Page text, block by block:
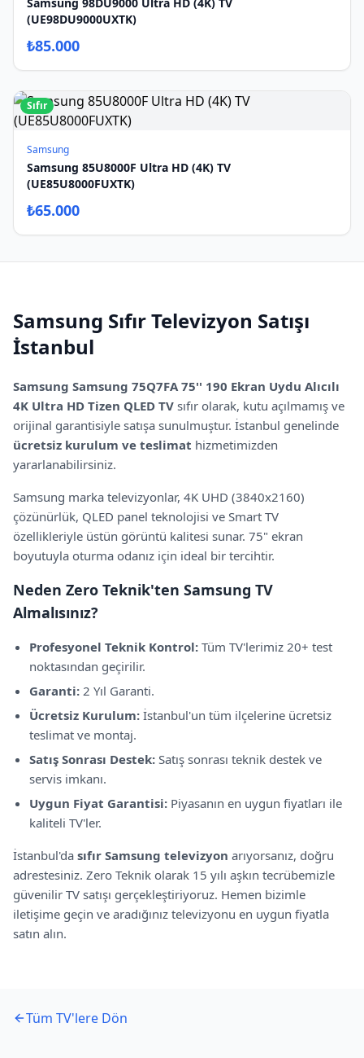
(UE98DU9000UXTK)
₺85.000
Sıfır
Samsung
Samsung 85U8000F Ultra HD (4K) TV
(UE85U8000FUXTK)
₺65.000
Samsung SıfırTelevizyon Satışı
İstanbul
Samsung Samsung 75Q7FA 75'' 190 Ekran Uydu Alıcılı
4K Ultra HD Tizen QLED TV sıfır olarak, kutu açılmamış ve
orijinal garantisiyle satışa sunulmuştur. İstanbul genelinde
ücretsiz kurulum ve teslimat hizmetimizden
yararlanabilirsiniz.
Samsung marka televizyonlar, 4K UHD (3840x2160)
çözünürlük, QLED panel teknolojisi ve Smart TV
özellikleriyle üstün görüntü kalitesi sunar. 75" ekran
boyutuyla oturma odanız için ideal bir tercihtir.
Neden Zero Teknik'ten Samsung TV
Almalısınız?
Profesyonel Teknik Kontrol: Tüm TV'lerimiz 20+ test
noktasından geçirilir.
Garanti: 2 Yıl Garanti.
Ücretsiz Kurulum: İstanbul'un tüm ilçelerine ücretsiz
teslimat ve montaj.
Satış Sonrası Destek: Satış sonrası teknik destek ve
servis imkanı.
Uygun Fiyat Garantisi: Piyasanın en uygun fiyatları ile
kaliteli TV'ler.
İstanbul'da sıfır Samsung televizyon arıyorsanız, doğru
adrestesiniz. Zero Teknik olarak 15 yılı aşkın tecrübemizle
güvenilir TV satışı gerçekleştiriyoruz. Hemen bizimle
iletişime geçin ve aradığınız televizyonu en uygun fiyatla
satın alın.
Tüm TV'lere Dön